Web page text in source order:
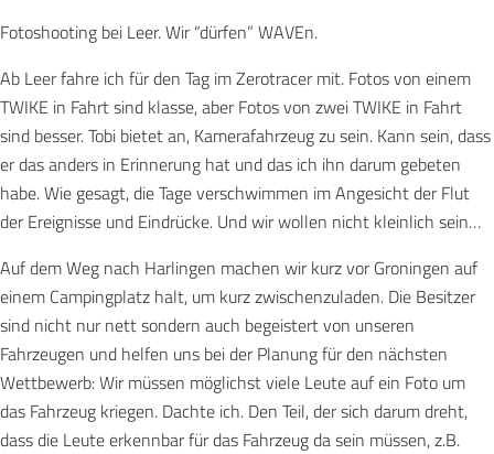
Fotoshooting bei Leer. Wir “dürfen” WAVEn.
Ab Leer fahre ich für den Tag im Zerotracer mit. Fotos von einem
TWIKE in Fahrt sind klasse, aber Fotos von zwei TWIKE in Fahrt
sind besser. Tobi bietet an, Kamerafahrzeug zu sein. Kann sein, dass
er das anders in Erinnerung hat und das ich ihn darum gebeten
habe. Wie gesagt, die Tage verschwimmen im Angesicht der Flut
der Ereignisse und Eindrücke. Und wir wollen nicht kleinlich sein…
Auf dem Weg nach Harlingen machen wir kurz vor Groningen auf
einem Campingplatz halt, um kurz zwischenzuladen. Die Besitzer
sind nicht nur nett sondern auch begeistert von unseren
Fahrzeugen und helfen uns bei der Planung für den nächsten
Wettbewerb: Wir müssen möglichst viele Leute auf ein Foto um
das Fahrzeug kriegen. Dachte ich. Den Teil, der sich darum dreht,
dass die Leute erkennbar für das Fahrzeug da sein müssen, z.B.